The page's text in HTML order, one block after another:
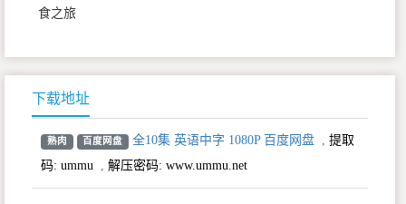
食之旅
下载地址
熟肉 百度网盘 全10集 英语中字 1080P 百度网盘 , 提取
码: ummu , 解压密码: www.ummu.net